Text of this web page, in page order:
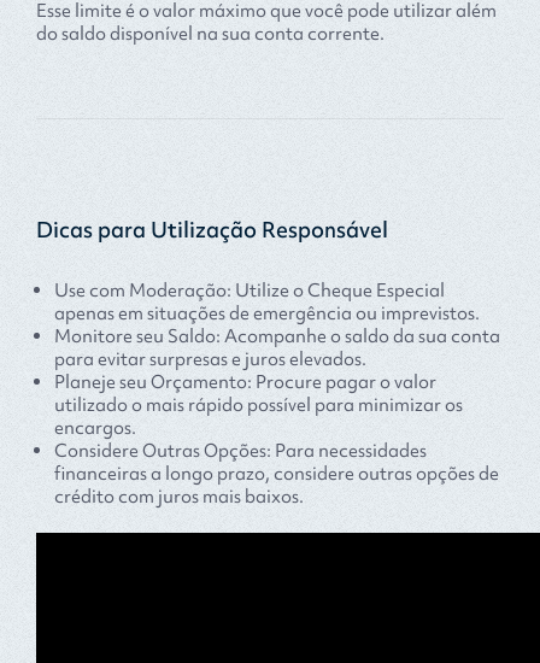
Esse limite é o valor máximo que você pode utilizar além
do saldo disponível na sua conta corrente.
Dicas para Utilização Responsável
Use com Moderação: Utilize o Cheque Especial
apenas em situações de emergência ou imprevistos.
Monitore seu Saldo: Acompanhe o saldo da sua conta
para evitar surpresas e juros elevados.
Planeje seu Orçamento: Procure pagar o valor
utilizado o mais rápido possível para minimizar os
encargos.
Considere Outras Opções: Para necessidades
financeiras a longo prazo, considere outras opções de
crédito com juros mais baixos.